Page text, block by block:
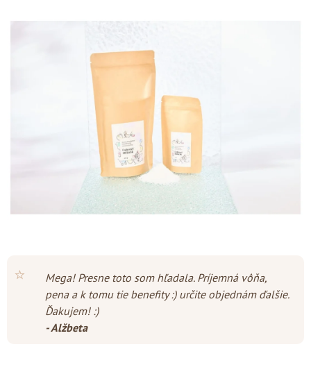
⭐
Mega! Presne toto som hľadala. Príjemná vôňa,
pena a k tomu tie benefity :) určite objednám ďalšie.
Ďakujem! :)
- Alžbeta